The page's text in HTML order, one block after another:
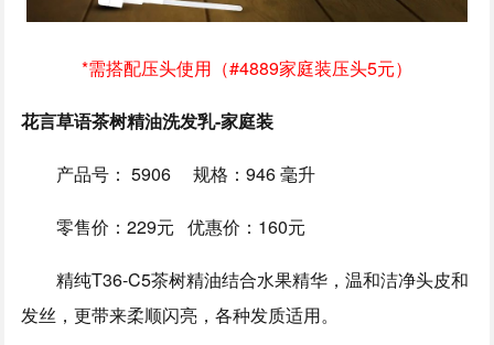
*需搭配压头使用（#4889家庭装压头5元）
花言草语茶树精油洗发乳-家庭装
产品号： 5906 规格：946 毫升
零售价：229元 优惠价：160元
精纯T36-C5茶树精油结合水果精华，温和洁净头皮和
发丝，更带来柔顺闪亮，各种发质适用。